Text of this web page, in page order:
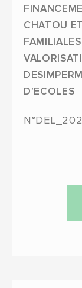
CHATOU
D’ECOLES